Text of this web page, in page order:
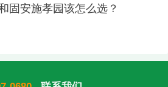
固安施孝园该怎么选？